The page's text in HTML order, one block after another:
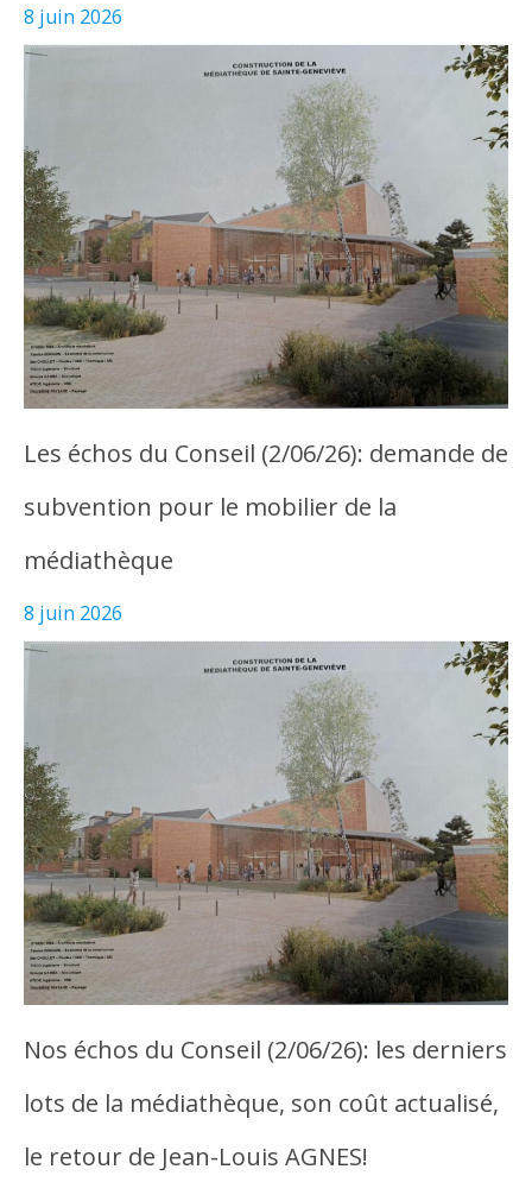
8 juin 2026
Les échos du Conseil (2/06/26): demande de
subvention pour le mobilier de la
médiathèque
8 juin 2026
Nos échos du Conseil (2/06/26): les derniers
lots de la médiathèque, son coût actualisé,
le retour de Jean-Louis AGNES!